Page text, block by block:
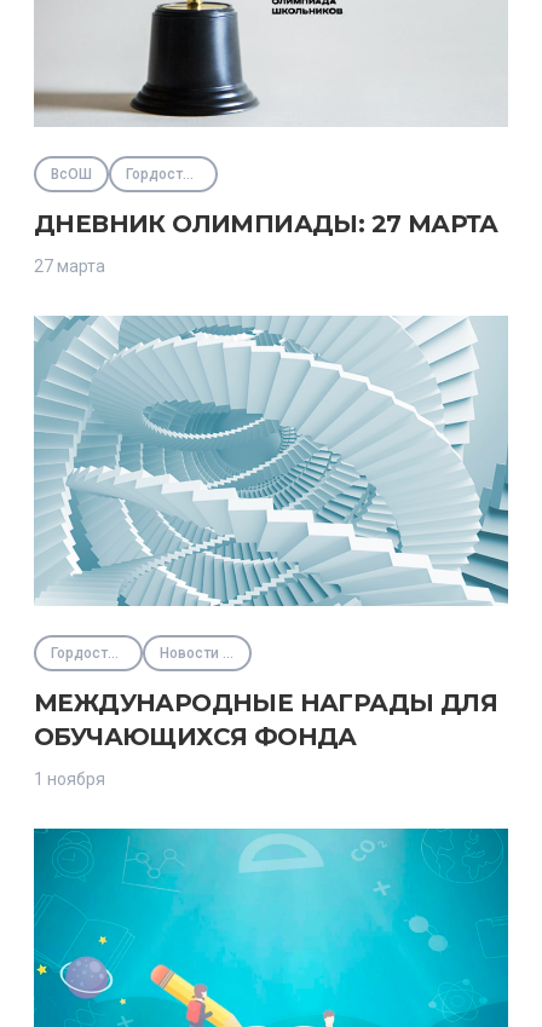
ВсОШ Гордость региона
ДНЕВНИК ОЛИМПИАДЫ: 27 МАРТА
27 марта
Гордость региона Новости Фонда
МЕЖДУНАРОДНЫЕ НАГРАДЫ ДЛЯ
ОБУЧАЮЩИХСЯ ФОНДА
1 ноября